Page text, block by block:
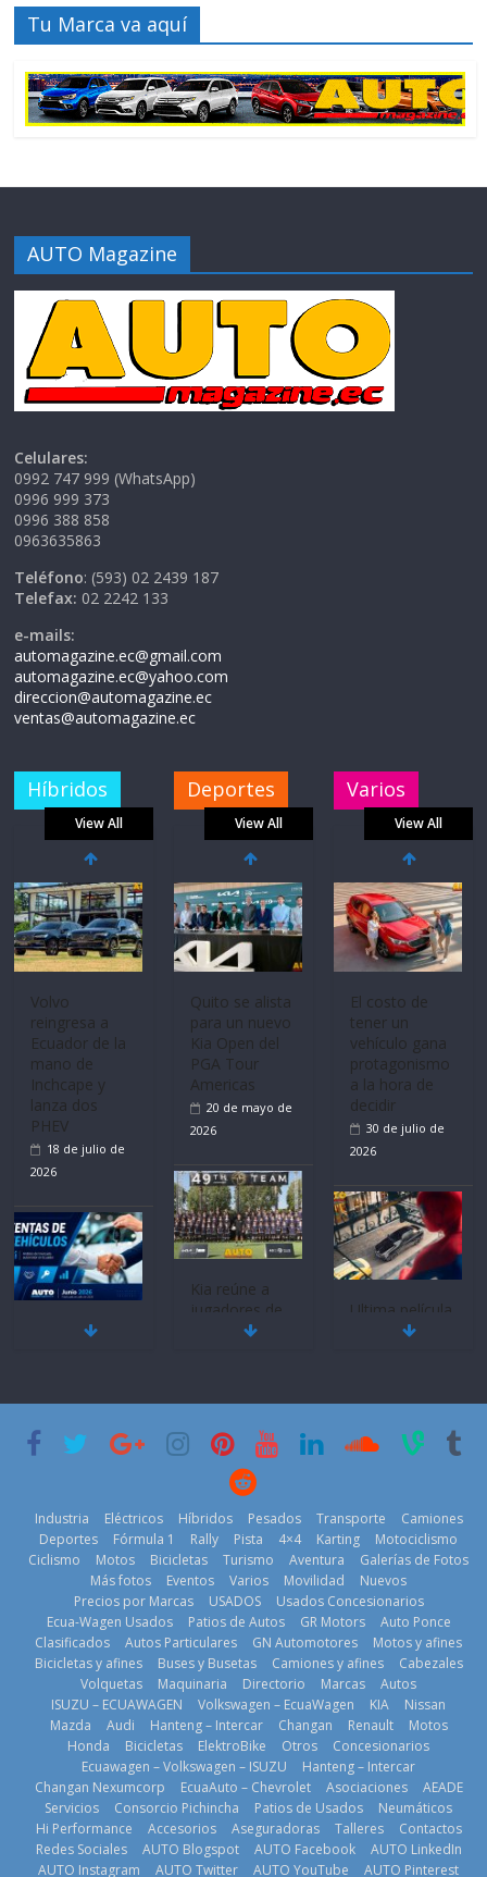
Tu Marca va aquí
AUTO Magazine
Celulares:
0992 747 999 (WhatsApp)
0996 999 373
0996 388 858
0963635863
Teléfono: (593) 02 2439 187
Telefax: 02 2242 133
e-mails:
automagazine.ec@gmail.com
automagazine.ec@yahoo.com
direccion@automagazine.ec
ventas@automagazine.ec
Híbridos
View All
Volvo
reingresa a
Ecuador de la
mano de
Inchcape y
lanza dos
PHEV
18 de julio de
2026
Mercado
historia
11 de julio de
BMW, Toyota,
Bosch y
prueban flota
que usa
gasolina 100%
renovable
25 de julio de
2026
Deportes
View All
Quito se alista
para un nuevo
Kia Open del
PGA Tour
Americas
20 de mayo de
2026
Kia reúne a
jugadores de
fútbol de todo
2026
La Vuelta al
Ecuador 2026,
edición 47ª,
recorre 7
provincias en 8
días
1 de agosto de
2026
Varios
View All
El costo de
tener un
vehículo gana
protagonismo
a la hora de
decidir
30 de julio de
2026
Ultima película
‘Spider‑Man:
29 de julio de
¿Qué puede
pasar con tu
vehículo si
permanece
varios días sin
usar?
3 de agosto de
2026
Industria Eléctricos Híbridos Pesados Transporte
Camiones
Deportes
Fórmula 1 Rally Pista 4×4 Karting
Motociclismo
Ciclismo
Motos Bicicletas Turismo Aventura
Galerías de Fotos
Más fotos
Eventos Varios Movilidad
Nuevos
Precios por Marcas
USADOS
Usados Concesionarios
Ecua-Wagen Usados
Patios de Autos GR Motors
Auto Ponce
Clasificados
Autos Particulares GN Automotores
Motos y afines
Bicicletas y afines
Buses y Busetas Camiones y afines
Cabezales
Volquetas
Maquinaria Directorio Marcas
Autos
ISUZU – ECUAWAGEN
Volkswagen – EcuaWagen KIA
Nissan
Mazda
Audi Hanteng – Intercar Changan Renault
Motos
Honda
Bicicletas ElektroBike Otros
Concesionarios
Ecuawagen – Volkswagen – ISUZU
Hanteng – Intercar
Changan Nexumcorp
EcuaAuto – Chevrolet Asociaciones
AEADE
Servicios
Consorcio Pichincha Patios de Usados
Neumáticos
Hi Performance
Accesorios Aseguradoras Talleres
Contactos
Redes Sociales
AUTO Blogspot AUTO Facebook
AUTO LinkedIn
AUTO Instagram
AUTO Twitter AUTO YouTube AUTO Pinterest